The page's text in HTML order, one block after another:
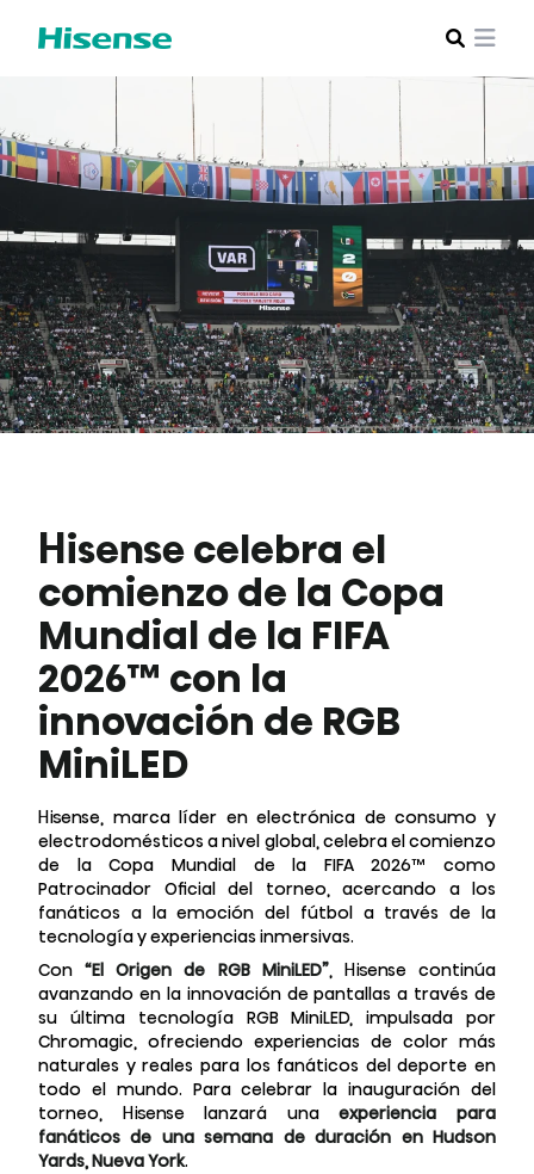
Hisense celebra el
comienzo de la Copa
Mundial de la FIFA
2026™ con la
innovación de RGB
MiniLED
Hisense, marca líder en electrónica de consumo y
electrodomésticos a nivel global, celebra el comienzo
de la Copa Mundial de la FIFA 2026™ como
Patrocinador Oficial del torneo, acercando a los
fanáticos a la emoción del fútbol a través de la
tecnología y experiencias inmersivas.
Con“El Origen de RGB MiniLED”, Hisense continúa
avanzando en la innovación de pantallas a través de
su última tecnología RGB MiniLED, impulsada por
Chromagic, ofreciendo experiencias de color más
naturales y reales para los fanáticos del deporte en
todo el mundo. Para celebrar la inauguración del
torneo, Hisense lanzará unaexperiencia para
fanáticos de una semana de duración en Hudson
Yards, Nueva York.